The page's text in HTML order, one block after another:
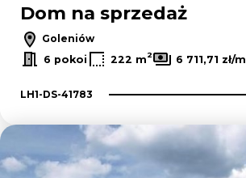
Dom na sprzedaż
Goleniów
6 pokoi
222 m2 6 711,71 zł/m
LH1-DS-41783